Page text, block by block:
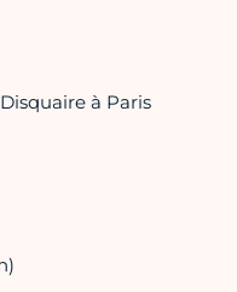
à Paris